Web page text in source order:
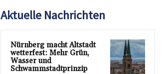
Aktuelle Nachrichten
Nürnberg macht Altstadt
wetterfest: Mehr Grün,
Wasser und
Schwammstadtprinzip